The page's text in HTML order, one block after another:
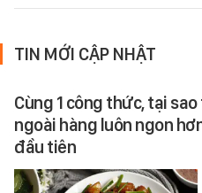
TIN MỚI CẬP NHẬT
Cùng 1 công thức, tại
ngoài hàng luôn ngon
đầu tiên